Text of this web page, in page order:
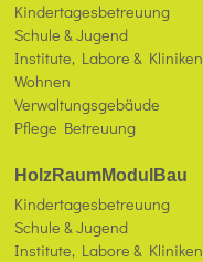
Kindertagesbetreuung
Schule & Jugend
Institute, Labore & Kliniken
Wohnen
Verwaltungsgebäude
Pflege Betreuung
HolzRaumModulBau
Kindertagesbetreuung
Schule & Jugend
Institute, Labore & Kliniken